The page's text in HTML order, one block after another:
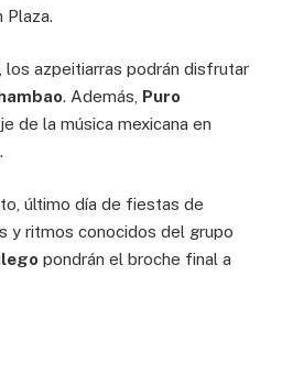
Plaza.
los azpeitiarras podrán disfrutar
. Además, Puro
de la música mexicana en
último día de fiestas de
y ritmos conocidos del grupo
pondrán el broche final a